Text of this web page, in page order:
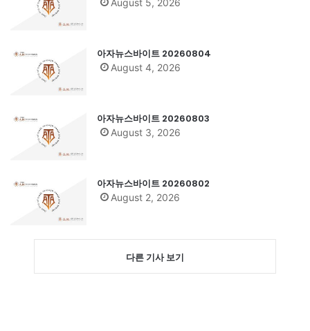
August 5, 2026
아자뉴스바이트 20260804
August 4, 2026
아자뉴스바이트 20260803
August 3, 2026
아자뉴스바이트 20260802
August 2, 2026
다른 기사 보기